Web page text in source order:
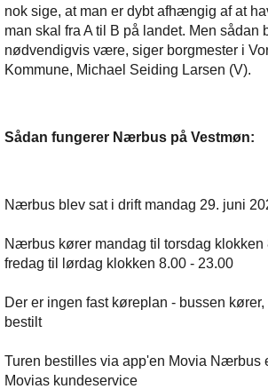
nok sige, at man er dybt afhængig af at
man skal fra A til B på landet. Men sådan
nødvendigvis være, siger borgmester i
Kommune, Michael Seiding Larsen (V).
Sådan fungerer Nærbus på Vestmøn:
Nærbus blev sat i drift mandag 29. juni
Nærbus kører mandag til torsdag klokken
fredag til lørdag klokken 8.00 - 23.00
Der er ingen fast køreplan - bussen
bestilt
Turen bestilles via app'en Movia Nærbus
Movias kundeservice